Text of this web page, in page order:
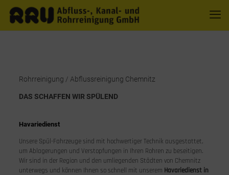
Rohrreinigung / Abflussreinigung Chemnitz
DAS SCHAFFEN WIR SPÜLEND
Havariedienst
Unsere Spül-Fahrzeuge sind mit hochwertiger Technik ausgestattet,
um Ablagerungen und Verstopfungen in Ihren Rohren zu beseitigen.
Wir sind in der Region und den umliegenden Städten von Chemnitz
unterwegs und können Ihnen so schnell mit unserem Havariedienst in